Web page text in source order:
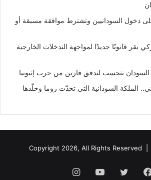
دخول السودانيين وتشترط موافقة مسبقة أو
يقر قانونًا جديدًا لمواجهة التدخلات الخارجية
السودان تتحسب لتدفق فارين من حرب إثيوبيا
الملكة السودانية التي تحدّت روما وخلّدها
فيسبوك تويتر يوتيوبانستقرام